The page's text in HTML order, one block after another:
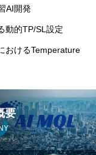
AI開発
動的TP/SL設定
おけるTemperature
要